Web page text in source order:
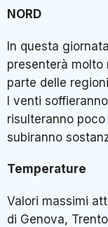
NORD
In questa
presenterà molto
parte delle
I venti
risulteranno
subiranno
Temperature
Valori massimi
di Genova,